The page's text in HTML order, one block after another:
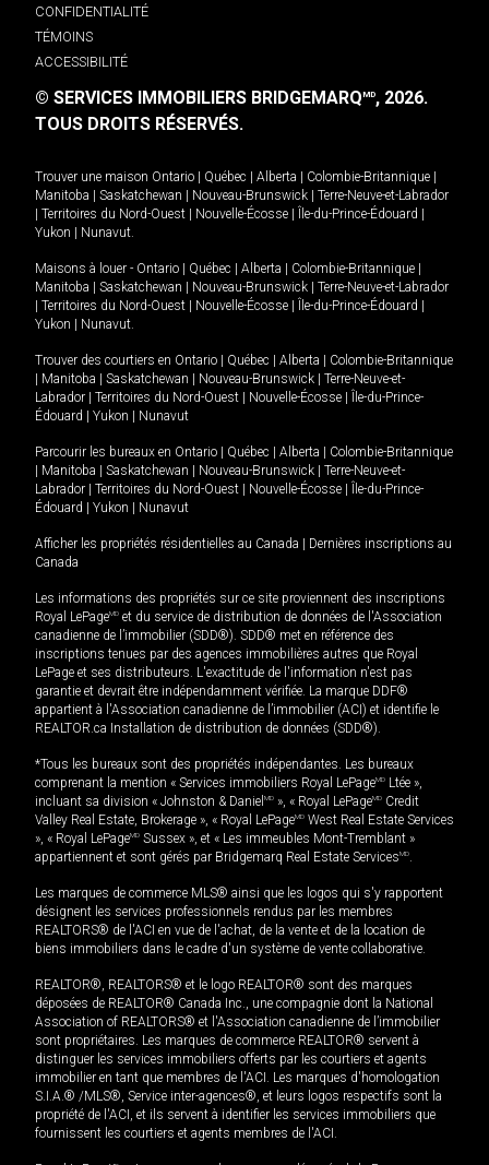
CONFIDENTIALITÉ
TÉMOINS
ACCESSIBILITÉ
© SERVICES IMMOBILIERS BRIDGEMARQMD, 2026.
TOUS DROITS RÉSERVÉS.
Trouver une maison Ontario Québec Alberta Colombie-Britannique
Manitoba
Saskatchewan Nouveau-Brunswick
Terre-Neuve-et-Labrador
Territoires du Nord-Ouest Nouvelle-Écosse Île-du-Prince-Édouard
Yukon
Nunavut.
Maisons à louer - Ontario Québec Alberta Colombie-Britannique
Manitoba
Saskatchewan Nouveau-Brunswick
Terre-Neuve-et-Labrador
Territoires du Nord-Ouest Nouvelle-Écosse Île-du-Prince-Édouard
Yukon
Nunavut.
Trouver des courtiers en Ontario Québec Alberta
Colombie-Britannique
Manitoba Saskatchewan Nouveau-Brunswick
Terre-Neuve-et-
Labrador
Territoires du Nord-Ouest Nouvelle-Écosse
Île-du-Prince-
Édouard
Yukon Nunavut
Parcourir les bureaux en Ontario Québec Alberta
Colombie-Britannique
Manitoba Saskatchewan Nouveau-Brunswick
Terre-Neuve-et-
Labrador
Territoires du Nord-Ouest Nouvelle-Écosse
Île-du-Prince-
Édouard
Yukon Nunavut
Afficher les propriétés résidentielles au Canada
Dernières inscriptions au
Canada
Les informations des propriétés sur ce site proviennent des inscriptions
Royal LePageMD et du service de distribution de données de l'Association
canadienne de l’immobilier (SDD®). SDD® met en référence des
inscriptions tenues par des agences immobilières autres que Royal
LePage et ses distributeurs. L'exactitude de l'information n'est pas
garantie et devrait être indépendamment vérifiée. La marque DDF®
appartient à l'Association canadienne de l’immobilier (ACI) et identifie le
REALTOR.ca Installation de distribution de données (SDD®).
*Tous les bureaux sont des propriétés indépendantes. Les bureaux
comprenant la mention « Services immobiliers Royal LePageMD Ltée »,
incluant sa division « Johnston & Daniel MD », « Royal LePageMD Credit
Valley Real Estate, Brokerage », « Royal LePageMD West Real Estate Services
», « Royal LePageMD Sussex », et « Les immeubles Mont-Tremblant »
appartiennent et sont gérés par Bridgemarq Real Estate ServicesMD.
Les marques de commerce MLS® ainsi que les logos qui s'y rapportent
désignent les services professionnels rendus par les membres
REALTORS® de l'ACI en vue de l'achat, de la vente et de la location de
biens immobiliers dans le cadre d'un système de vente collaborative.
REALTOR®, REALTORS® et le logo REALTOR® sont des marques
déposées de REALTOR® Canada Inc., une compagnie dont la National
Association of REALTORS® et l'Association canadienne de l’immobilier
sont propriétaires. Les marques de commerce REALTOR® servent à
distinguer les services immobiliers offerts par les courtiers et agents
immobilier en tant que membres de l'ACI. Les marques d'homologation
S.I.A.® /MLS®, Service inter-agences®, et leurs logos respectifs sont la
propriété de l'ACI, et ils servent à identifier les services immobiliers que
fournissent les courtiers et agents membres de l'ACI.